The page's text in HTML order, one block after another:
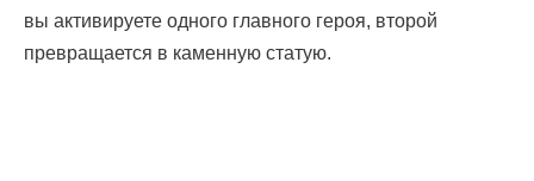
вы активируете одного главного героя, второй
превращается в каменную статую.